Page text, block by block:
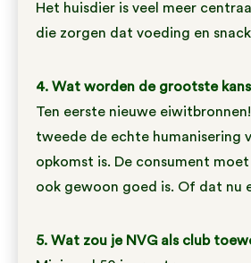
Het huisdier is veel meer
die zorgen dat voeding en
4. Wat worden de grootste
Ten eerste nieuwe
tweede de echte humanisering
opkomst is. De consument
ook gewoon goed is. Of dat nu
5. Wat zou je NVG als club